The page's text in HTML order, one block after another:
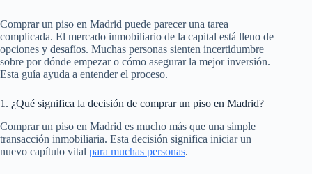
Comprar un piso en Madrid puede parecer una tarea
complicada. El mercado inmobiliario de la capital está lleno de
opciones y desafíos. Muchas personas sienten incertidumbre
sobre por dónde empezar o cómo asegurar la mejor inversión.
Esta guía ayuda a entender el proceso.
1. ¿Qué significa la decisión de comprar un piso en Madrid?
Comprar un piso en Madrid es mucho más que una simple
transacción inmobiliaria. Esta decisión significa iniciar un
nuevo capítulo vital para muchas personas.